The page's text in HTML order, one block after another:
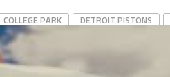
COLLEGE PARK DETROIT PISTONS